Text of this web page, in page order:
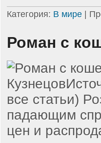
Категория: В мире |
Роман с
все статьи)
падающим
цен и